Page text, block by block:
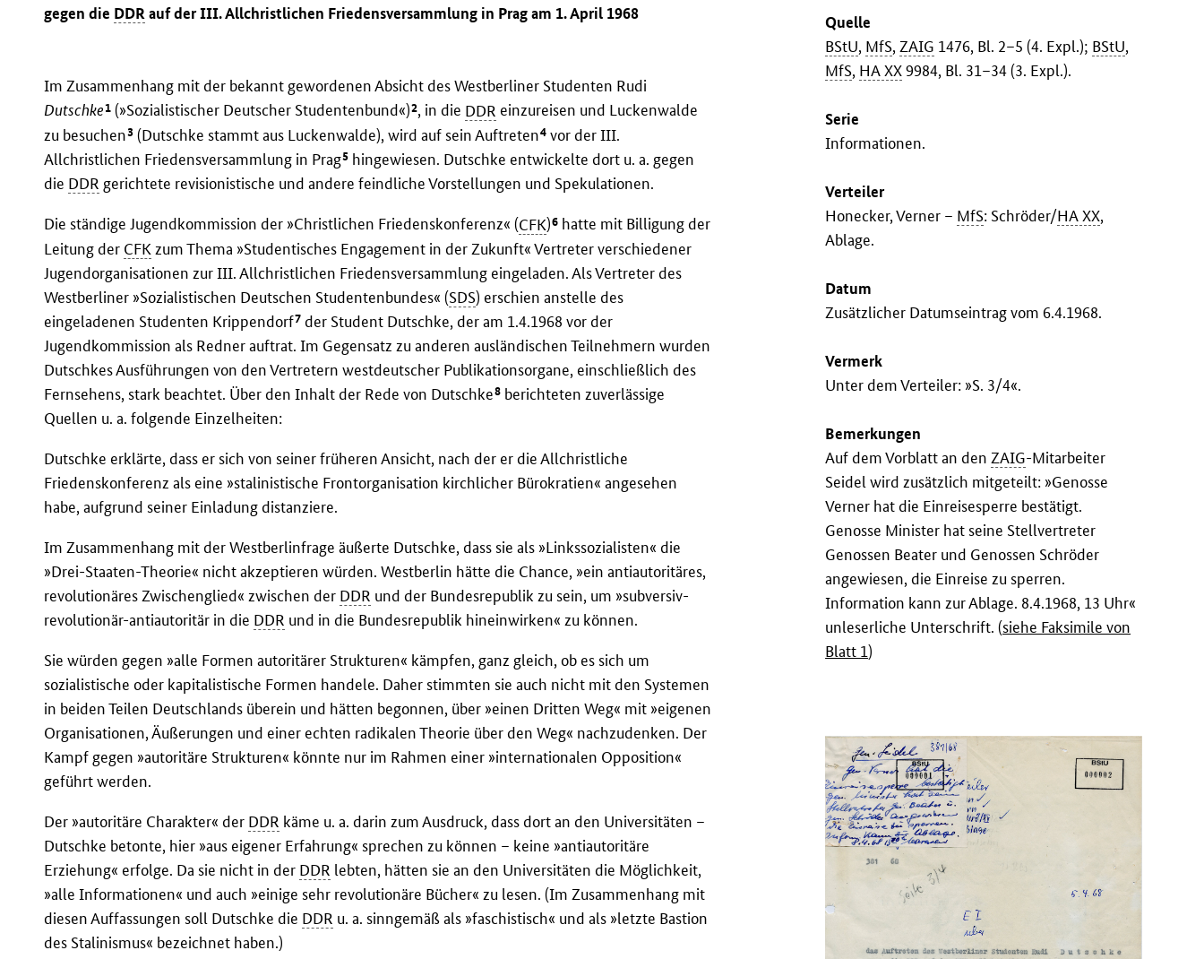
Quelle
BStU, MfS,ZAIG 1476, Bl. 2–5 (4. Expl.); BStU,
MfS, HA XX9984, Bl. 31–34 (3. Expl.).
Serie
Informationen.
Verteiler
Honecker, Verner – MfS: Schröder/HA XX,
Ablage.
Datum
Zusätzlicher Datumseintrag vom 6.4.1968.
Vermerk
Unter dem Verteiler: »S. 3/4«.
Bemerkungen
Auf dem Vorblatt an denZAIG-Mitarbeiter
Seidel wird zusätzlich mitgeteilt: »Genosse
Verner hat die Einreisesperre bestätigt.
Genosse Minister hat seine Stellvertreter
Genossen Beater und Genossen Schröder
angewiesen, die Einreise zu sperren.
Information kann zur Ablage. 8.4.1968, 13 Uhr«
unleserliche Unterschrift. (siehe Faksimile von
Blatt 1)
gegen die DDRauf der III. Allchristlichen Friedensversammlung in Prag am 1. April 1968
Im Zusammenhang mit der bekannt gewordenen Absicht des Westberliner Studenten Rudi
Dutschke1 (»Sozialistischer Deutscher Studentenbund«)2, in die DDR einzureisen und Luckenwalde
zu besuchen3 (Dutschke stammt aus Luckenwalde), wird auf sein Auftreten4 vor der III.
Allchristlichen Friedensversammlung in Prag5 hingewiesen. Dutschke entwickelte dort u. a. gegen
die DDR gerichtete revisionistische und andere feindliche Vorstellungen und Spekulationen.
Die ständige Jugendkommission der »Christlichen Friedenskonferenz« (CFK)6 hatte mit Billigung der
Leitung der CFK zum Thema »Studentisches Engagement in der Zukunft« Vertreter verschiedener
Jugendorganisationen zur III. Allchristlichen Friedensversammlung eingeladen. Als Vertreter des
Westberliner »Sozialistischen Deutschen Studentenbundes« (SDS) erschien anstelle des
eingeladenen Studenten Krippendorf7 der Student Dutschke, der am 1.4.1968 vor der
Jugendkommission als Redner auftrat. Im Gegensatz zu anderen ausländischen Teilnehmern wurden
Dutschkes Ausführungen von den Vertretern westdeutscher Publikationsorgane, einschließlich des
Fernsehens, stark beachtet. Über den Inhalt der Rede von Dutschke8 berichteten zuverlässige
Quellen u. a. folgende Einzelheiten:
Dutschke erklärte, dass er sich von seiner früheren Ansicht, nach der er die Allchristliche
Friedenskonferenz als eine »stalinistische Frontorganisation kirchlicher Bürokratien« angesehen
habe, aufgrund seiner Einladung distanziere.
Im Zusammenhang mit der Westberlinfrage äußerte Dutschke, dass sie als »Linkssozialisten« die
»Drei-Staaten-Theorie« nicht akzeptieren würden. Westberlin hätte die Chance, »ein antiautoritäres,
revolutionäres Zwischenglied« zwischen der DDR und der Bundesrepublik zu sein, um »subversiv-
revolutionär-antiautoritär in die DDR und in die Bundesrepublik hineinwirken« zu können.
Sie würden gegen »alle Formen autoritärer Strukturen« kämpfen, ganz gleich, ob es sich um
sozialistische oder kapitalistische Formen handele. Daher stimmten sie auch nicht mit den Systemen
in beiden Teilen Deutschlands überein und hätten begonnen, über »einen Dritten Weg« mit »eigenen
Organisationen, Äußerungen und einer echten radikalen Theorie über den Weg« nachzudenken. Der
Kampf gegen »autoritäre Strukturen« könnte nur im Rahmen einer »internationalen Opposition«
geführt werden.
Der »autoritäre Charakter« der DDR käme u. a. darin zum Ausdruck, dass dort an den Universitäten –
Dutschke betonte, hier »aus eigener Erfahrung« sprechen zu können – keine »antiautoritäre
Erziehung« erfolge. Da sie nicht in der DDR lebten, hätten sie an den Universitäten die Möglichkeit,
»alle Informationen« und auch »einige sehr revolutionäre Bücher« zu lesen. (Im Zusammenhang mit
diesen Auffassungen soll Dutschke die DDR u. a. sinngemäß als »faschistisch« und als »letzte Bastion
des Stalinismus« bezeichnet haben.)